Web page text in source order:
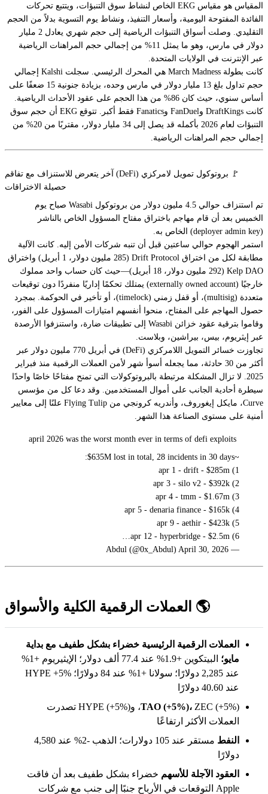
المقياس هو مقياس EKG الخاص لنشاط سوق التنبؤات، ويتتبع تحركات
الفائدة المفتوحة اليومية، وأسعار التنفيذ، ونشاط يوم التسوية بدلاً من الحجم
التقليدي. وصلت أسواق التنبؤات الرياضية إلى حجم شهري يعادل 2 مليار
دولار في مارس، وهو ما يمثل 11% من إجمالي حجم المراهنات الرياضية
عبر الإنترنت في الولايات المتحدة.
كانت بطولة March Madness هي المحرك الرئيسي. سجلت Kalshi إجمالي
حجم تداول بلغ 13 مليار دولار في مارس وحده، بزيادة جنونية 15 ضعفًا على
أساس سنوي، حيث كان 86% من هذا الحجم على عقود الأحداث الرياضية.
كانت DraftKings وFanDuel وFanatics فقط أكبر. تتوقع EKG أن حجم سوق
التنبؤات لعام 2026 بأكمله قد يصل إلى 34 مليار دولار، مقتربًا من 20% من
إجمالي حجم المراهنات الرياضية.
🚩 بروتوكول تمويل لامركزي (DeFi) آخر يتعرض للاستنزاف مع تفاقم
حصيلة الاختراقات
تم استنزاف حوالي 4.5 مليون دولار من بروتوكول Wasabi صباح يوم
الخميس بعد أن قام مهاجم باختراق مفتاح المسؤول الخاص بالناشر
(deployer admin key) الخاص به.
استمر الهجوم حوالي ساعتين قبل أن تنبه شركات الأمن إليه. كانت الآلية
مطابقة لكل من اختراق Drift Protocol (285 مليون دولار، 1 أبريل) واختراق
Kelp DAO (292 مليون دولار، 18 أبريل)—حيث كان حساب واحد مملوك
خارجيًا (externally owned account) يمتلك تحكمًا إداريًا منفردًا دون توقيعات
متعددة (multisig)، أو قفل زمني (timelock)، أو تأخير في الحوكمة. بمجرد
حصول المهاجم على المفتاح، منحوا أنفسهم امتيازات المسؤول على الفور،
وقاموا بترقية عقود خزائن Wasabi إلى تطبيقات ضارة، واستنزفوا الأرصدة
عبر إيثريوم، بيس، بيراشين، وبلاست.
تجاوزت خسائر التمويل اللامركزي (DeFi) في أبريل 770 مليون دولار عبر
أكثر من 30 حادثة، مما يجعله أسوأ شهر لأمن العملات الرقمية منذ فبراير
2025. لا تزال المشكلة مرتبطة بالبروتوكولات التي تمنح مفتاحًا خاصًا واحدًا
سيطرة أحادية الجانب على أموال المستخدمين. وقد دعا كل من مؤسس
Curve، مايكل إيغوروف، وأندريه كرونجي من Flying Tulip علنًا إلى معايير
أمنية على مستوى الصناعة هذا الشهر.
april 2026 was the worst month ever in terms of defi exploits
~$635M lost in total, 28 incidents in 30 days:
1) apr 1 - drift - $285m
2) apr 3 - silo v2 - $392k
3) apr 4 - tmm - $1.67m
4) apr 5 - denaria finance - $165k
5) apr 9 - aethir - $423k
6) apr 12 - hyperbridge - $2.5m…
— Abdul (@0x_Abdul) April 30, 2026
🌎 العملات الرقمية الكلية والأسواق
العملات الرقمية الرئيسية خضراء بشكل طفيف مع بداية
مايو؛
البيتكوين +1.9% عند 77.4 ألف دولار؛ الإيثيريوم +1%
عند 2,285 دولارًا؛ سولانا +1% عند 84 دولارًا؛ HYPE +5%
عند 40.60 دولارًا
TAO (+5%)،
ZEC (+5%)، وHYPE (+5%) تصدرت
العملات الأكثر ارتفاعًا
النفط
مستقر عند 105 دولارات؛ الذهب -2% عند 4,580
دولارًا
العقود الآجلة للأسهم خضراء بشكل طفيف بعد أن فاقت
Apple التوقعات في الأرباح جنبًا إلى جنب مع شركات